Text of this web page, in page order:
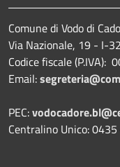
Comune di Vodo di
Via Nazionale, 19 - I-
Codice fiscale (P.IVA):
Email:
PEC:
Centralino Unico: